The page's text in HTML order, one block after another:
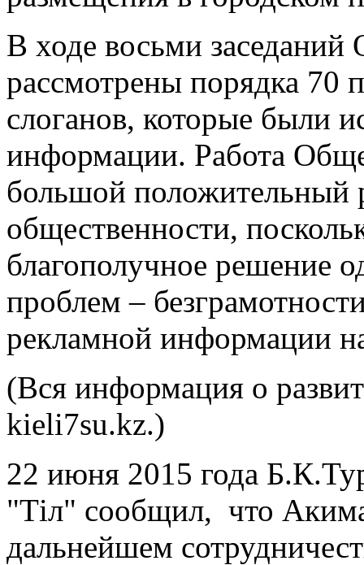
В ходе восьми заседаний
рассмотрены порядка 70
слоганов, которые были
информации. Работа
большой положительный
общественности,
благополучное решение
проблем –
рекламной информации
(Вся информация о
kieli7su.kz.)
22 июня 2015 года
"Тіл" сообщил, что
дальнейшем